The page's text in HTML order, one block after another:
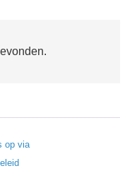
op via